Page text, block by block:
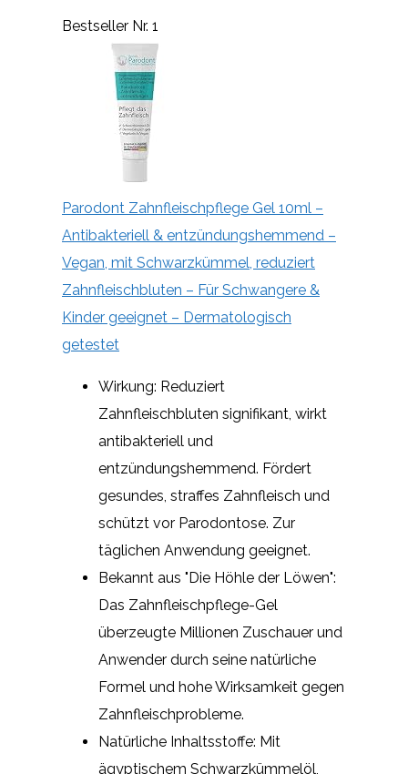
Bestseller Nr. 1
Parodont Zahnfleischpflege Gel 10ml –
Antibakteriell & entzündungshemmend –
Vegan, mit Schwarzkümmel, reduziert
Zahnfleischbluten – Für Schwangere &
Kinder geeignet – Dermatologisch
getestet
Wirkung: Reduziert
Zahnfleischbluten signifikant, wirkt
antibakteriell und
entzündungshemmend. Fördert
gesundes, straffes Zahnfleisch und
schützt vor Parodontose. Zur
täglichen Anwendung geeignet.
Bekannt aus "Die Höhle der Löwen":
Das Zahnfleischpflege-Gel
überzeugte Millionen Zuschauer und
Anwender durch seine natürliche
Formel und hohe Wirksamkeit gegen
Zahnfleischprobleme.
Natürliche Inhaltsstoffe: Mit
ägyptischem Schwarzkümmelöl,